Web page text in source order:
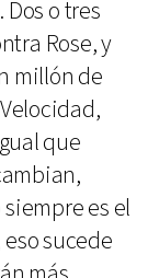
o tres
Rose, y
millón de
que
es el
sucede